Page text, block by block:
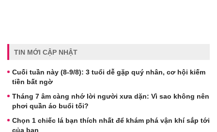
TIN MỚI CẬP NHẬT
Cuối tuần này (8-9/8): 3 tuổi dễ gặp quý nhân, cơ hội kiếm
tiền bất ngờ
Tháng 7 âm càng nhớ lời người xưa dặn: Vì sao không nên
phơi quần áo buổi tối?
Chọn 1 chiếc lá bạn thích nhất để khám phá vận khí sắp tới
của bạn